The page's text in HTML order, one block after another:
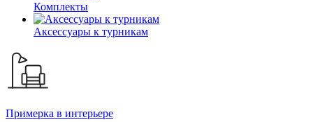
Комплекты
Аксессуары к турникам
Примерка в интерьере